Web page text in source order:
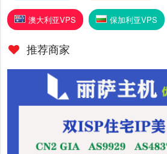
澳大利亚VPS 保加利亚VPS
推荐商家